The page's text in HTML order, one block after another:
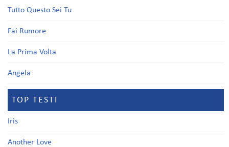
Tutto Questo Sei Tu
Fai Rumore
La Prima Volta
Angela
TOP TESTI
Iris
Another Love